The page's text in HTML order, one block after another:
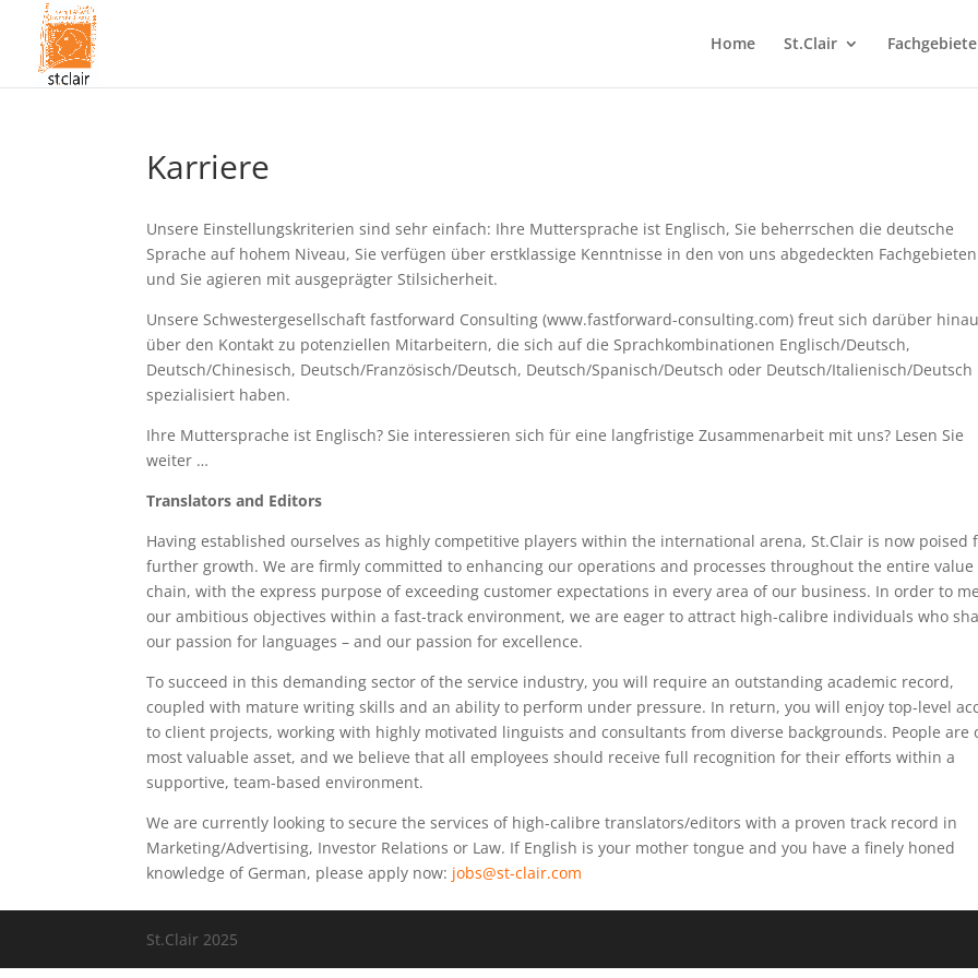
Home St.Clair Fachgebiete
Karriere
Unsere Einstellungskriterien sind sehr einfach: Ihre Muttersprache ist Englisch, Sie beherrschen die deutsche
Sprache auf hohem Niveau, Sie verfügen über erstklassige Kenntnisse in den von uns abgedeckten Fachgebieten
und Sie agieren mit ausgeprägter Stilsicherheit.
Unsere Schwestergesellschaft fastforward Consulting (www.fastforward-consulting.com) freut sich darüber
über den Kontakt zu potenziellen Mitarbeitern, die sich auf die Sprachkombinationen Englisch/Deutsch,
Deutsch/Chinesisch, Deutsch/Französisch/Deutsch, Deutsch/Spanisch/Deutsch oder Deutsch/Italienisch/Deutsch
spezialisiert haben.
Ihre Muttersprache ist Englisch? Sie interessieren sich für eine langfristige Zusammenarbeit mit uns? Lesen Sie
weiter …
Translators and Editors
Having established ourselves as highly competitive players within the international arena, St.Clair is now poised
further growth. We are firmly committed to enhancing our operations and processes throughout the entire value
chain, with the express purpose of exceeding customer expectations in every area of our business. In order to
our ambitious objectives within a fast-track environment, we are eager to attract high-calibre individuals who
our passion for languages – and our passion for excellence.
To succeed in this demanding sector of the service industry, you will require an outstanding academic record,
coupled with mature writing skills and an ability to perform under pressure. In return, you will enjoy top-level
to client projects, working with highly motivated linguists and consultants from diverse backgrounds. People are
most valuable asset, and we believe that all employees should receive full recognition for their efforts within a
supportive, team-based environment.
We are currently looking to secure the services of high-calibre translators/editors with a proven track record in
Marketing/Advertising, Investor Relations or Law. If English is your mother tongue and you have a finely honed
knowledge of German, please apply now: jobs@st-clair.com
St.Clair 2025